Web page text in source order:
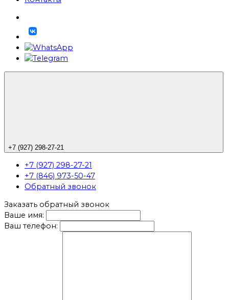
+7 (927) 298-27-21
+7 (927) 298-27-21
+7 (846) 973-50-47
Обратный звонок
Заказать обратный звонок
Ваше имя:
Ваш телефон: